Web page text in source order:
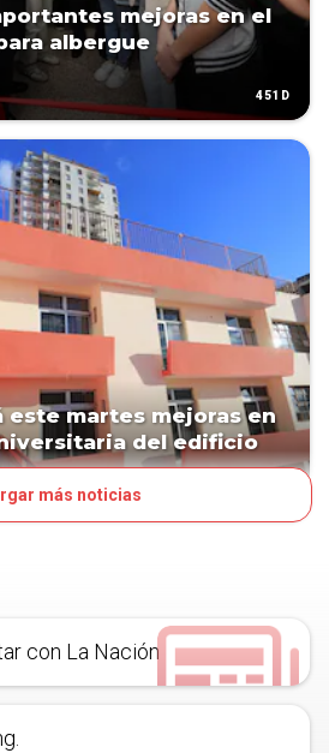
mejoras en el
albergue
451D
este martes mejoras en
del edificio
más noticias
con La Nación